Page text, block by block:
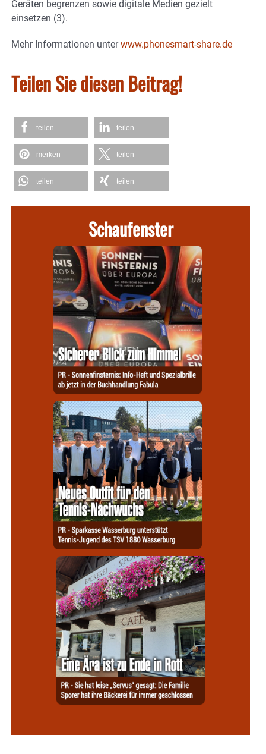
Geräten begrenzen sowie digitale Medien gezielt
einsetzen (3).
Mehr Informationen unterwww.phonesmart-share.de
Teilen Sie diesen Beitrag!
teilen teilen
merken teilen
teilen teilen
Schaufenster